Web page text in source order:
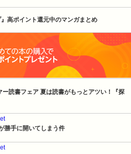
高ポイント還元中のマンガまとめ
ー読書フェア 夏は読書がもっとアツい！『探
勝手に開いてしまう件